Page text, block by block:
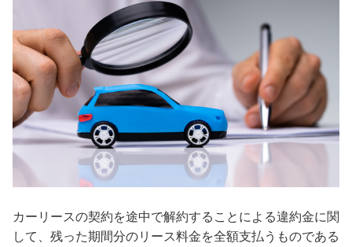
カーリースの契約を途中で解約することによる違約金に関
して、残った期間分のリース料金を全額支払うものである